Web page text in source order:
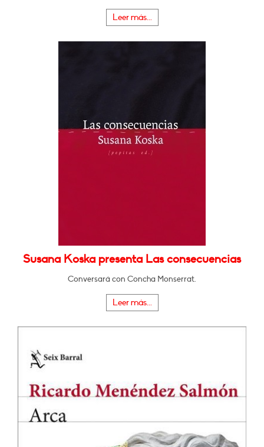
Leer más...
Susana Koska presenta Las consecuencias
Conversará con Concha Monserrat.
Leer más...